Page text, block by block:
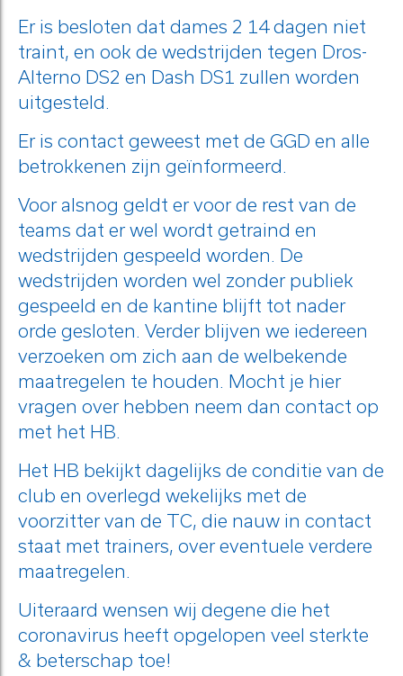
Er is besloten dat dames 2 14 dagen niet
traint, en ook de wedstrijden tegen Dros-
Alterno DS2 en Dash DS1 zullen worden
uitgesteld.
Er is contact geweest met de GGD en alle
betrokkenen zijn geïnformeerd.
Voor alsnog geldt er voor de rest van de
teams dat er wel wordt getraind en
wedstrijden gespeeld worden. De
wedstrijden worden wel zonder publiek
gespeeld en de kantine blijft tot nader
orde gesloten. Verder blijven we iedereen
verzoeken om zich aan de welbekende
maatregelen te houden. Mocht je hier
vragen over hebben neem dan contact op
met het HB.
Het HB bekijkt dagelijks de conditie van de
club en overlegd wekelijks met de
voorzitter van de TC, die nauw in contact
staat met trainers, over eventuele verdere
maatregelen.
Uiteraard wensen wij degene die het
coronavirus heeft opgelopen veel sterkte
& beterschap toe!